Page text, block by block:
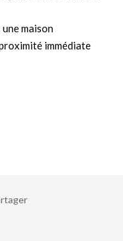
maison
immédiate